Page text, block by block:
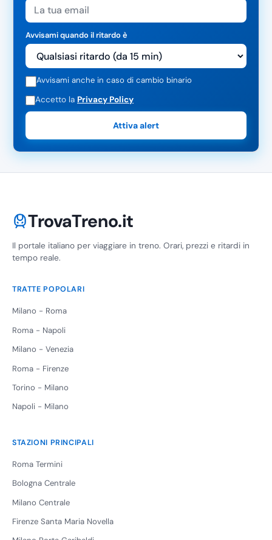
Avvisami quando il ritardo è
Avvisami anche in caso di cambio binario
Accetto la Privacy Policy
Attiva alert
TrovaTreno.it
Il portale italiano per viaggiare in treno. Orari, prezzi e ritardi in
tempo reale.
TRATTE POPOLARI
Milano - Roma
Roma - Napoli
Milano - Venezia
Roma - Firenze
Torino - Milano
Napoli - Milano
STAZIONI PRINCIPALI
Roma Termini
Bologna Centrale
Milano Centrale
Firenze Santa Maria Novella